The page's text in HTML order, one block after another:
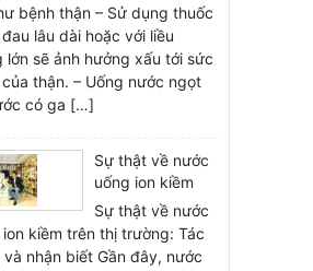
bệnh thận – Sử dụng thuốc
lâu dài hoặc với liều
lớn sẽ ảnh hưởng xấu tới sức
thận. – Uống nước ngọt
có ga […]
Sự thật về nước
uống ion kiềm
trên thị trường:
Tác dụng và
nhận biết
Sự thật về nước
ion kiềm trên thị trường: Tác
nhận biết Gần đây, nước